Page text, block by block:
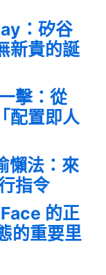
：矽谷
新貴的誕
擊：從
配置即人
懶法：來
指令
的正
的重要里